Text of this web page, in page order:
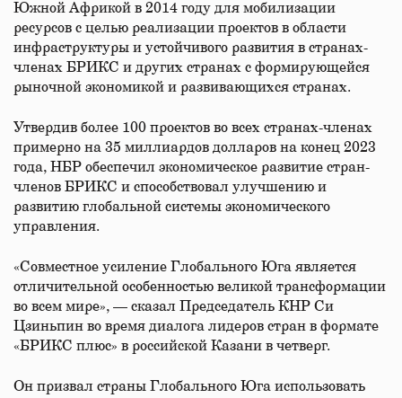
Южной Африкой в 2014 году для мобилизации
ресурсов с целью реализации проектов в области
инфраструктуры и устойчивого развития в странах-
членах БРИКС и других странах с формирующейся
рыночной экономикой и развивающихся странах.
Утвердив более 100 проектов во всех странах-членах
примерно на 35 миллиардов долларов на конец 2023
года, НБР обеспечил экономическое развитие стран-
членов БРИКС и способствовал улучшению и
развитию глобальной системы экономического
управления.
«Совместное усиление Глобального Юга является
отличительной особенностью великой трансформации
во всем мире», — сказал Председатель КНР Си
Цзиньпин во время диалога лидеров стран в формате
«БРИКС плюс» в российской Казани в четверг.
Он призвал страны Глобального Юга использовать